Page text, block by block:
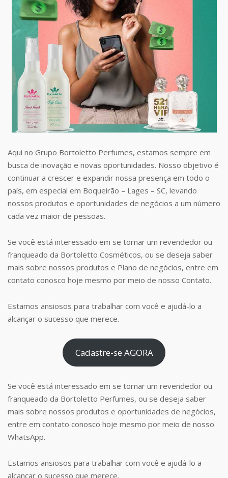
Aqui no Grupo Bortoletto Perfumes, estamos sempre em
busca de inovação e novas oportunidades. Nosso objetivo é
continuar a crescer e expandir nossa presença em todo o
país, em especial em Boqueirão – Lages – SC, levando
nossos produtos e oportunidades de negócios a um número
cada vez maior de pessoas.
Se você está interessado em se tornar um revendedor ou
franqueado da Bortoletto Cosméticos, ou se deseja saber
mais sobre nossos produtos e Plano de negócios, entre em
contato conosco hoje mesmo por meio de nosso Contato.
Estamos ansiosos para trabalhar com você e ajudá-lo a
alcançar o sucesso que merece.
Cadastre-se AGORA
Se você está interessado em se tornar um revendedor ou
franqueado da Bortoletto Perfumes, ou se deseja saber
mais sobre nossos produtos e oportunidades de negócios,
entre em contato conosco hoje mesmo por meio de nosso
WhatsApp.
Estamos ansiosos para trabalhar com você e ajudá-lo a
alcançar o sucesso que merece.